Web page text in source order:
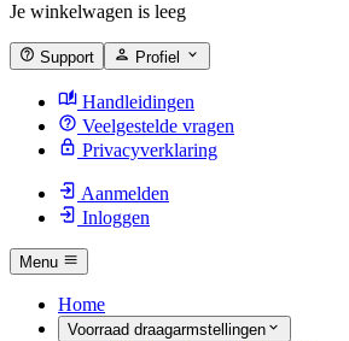
Je winkelwagen is leeg
Support Profiel
Handleidingen
Veelgestelde vragen
Privacyverklaring
Aanmelden
Inloggen
Menu
Home
Voorraad draagarmstellingen